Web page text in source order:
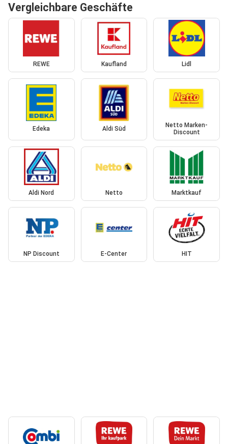
Vergleichbare Geschäfte
REWE Kaufland Lidl
Edeka Aldi Süd
Netto Marken-
Discount
Aldi Nord Netto Marktkauf
NP Discount E-Center HIT